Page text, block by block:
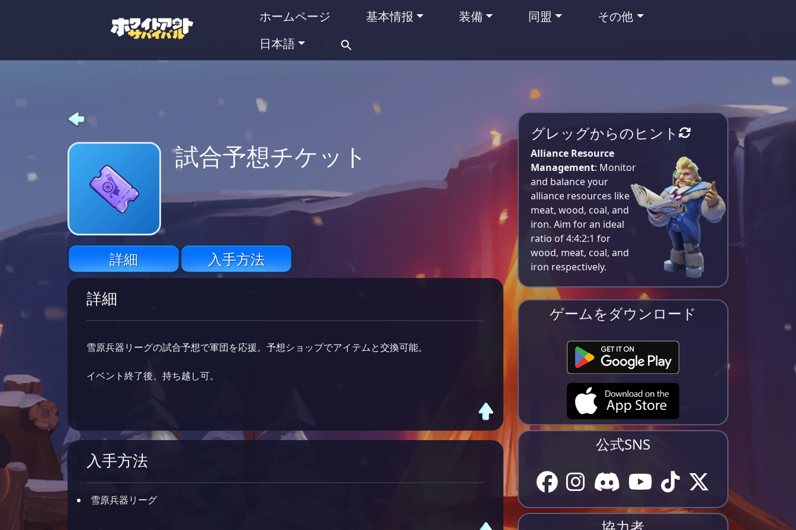
ホームページ 基本情报 装備 同盟
その他
日本語
試合予想チケット
詳細 入手方法
詳細
雪原兵器リーグの試合予想で軍団を応援。予想ショップでアイテムと交換可能。
イベント終了後、持ち越し可。
入手方法
雪原兵器リーグ
グレッグからのヒント
Alliance Resource
Management: Monitor
and balance your
alliance resources like
meat, wood, coal, and
iron. Aim for an ideal
ratio of 4:4:2:1 for
wood, meat, coal, and
iron respectively​.
ゲームをダウンロード
公式SNS